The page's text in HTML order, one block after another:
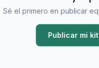
Sé el primero en publicar
Publicar mi